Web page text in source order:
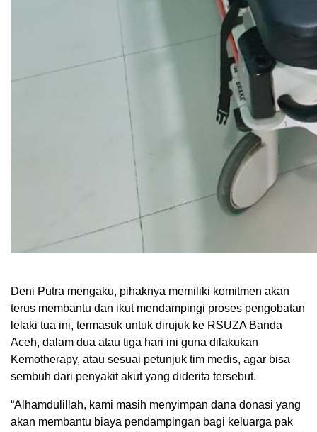
Deni Putra mengaku, pihaknya memiliki komitmen akan
terus membantu dan ikut mendampingi proses pengobatan
lelaki tua ini, termasuk untuk dirujuk ke RSUZA Banda
Aceh, dalam dua atau tiga hari ini guna dilakukan
Kemotherapy, atau sesuai petunjuk tim medis, agar bisa
sembuh dari penyakit akut yang diderita tersebut.
“Alhamdulillah, kami masih menyimpan dana donasi yang
akan membantu biaya pendampingan bagi keluarga pak